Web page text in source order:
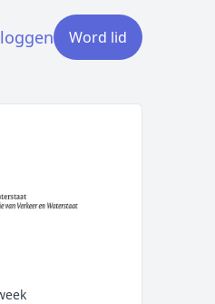
Word lid